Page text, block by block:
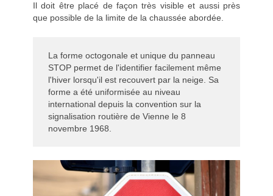
Il doit être placé de façon très visible et aussi près
que possible de la limite de la chaussée abordée.
La forme octogonale et unique du panneau
STOP permet de l'identifier facilement même
l'hiver lorsqu'il est recouvert par la neige. Sa
forme a été uniformisée au niveau
international depuis la convention sur la
signalisation routière de Vienne le 8
novembre 1968.